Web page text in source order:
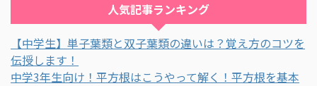
人気記事ランキング
【中学生】単子葉類と双子葉類の違いは？覚え方のコツを
伝授します！
中学3年生向け！平方根はこうやって解く！平方根を基本